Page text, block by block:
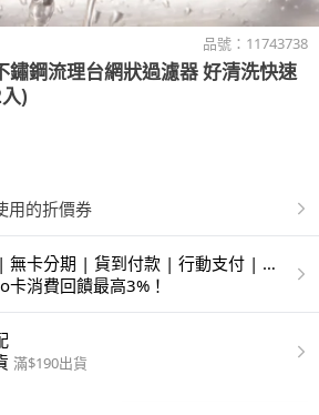
品號： 11743738
鏽鋼流理台網狀過濾器 好清洗快速
)
用的折價券
無卡分期 | 貨到付款 | 行動支付 | 超
ATM | 銀聯卡
卡消費回饋最高3%！
滿$190出貨